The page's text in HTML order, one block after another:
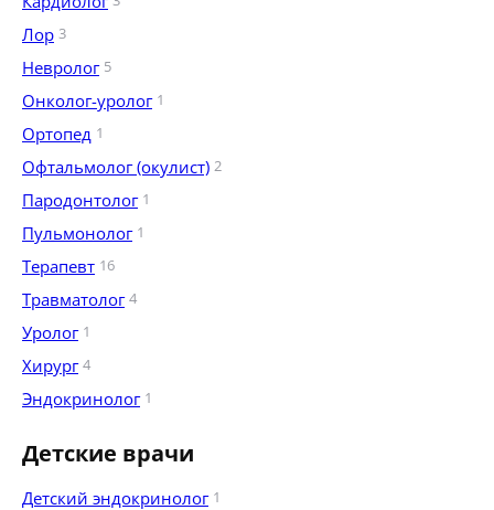
Лор 3
Невролог 5
Онколог-уролог 1
Ортопед 1
Офтальмолог (окулист) 2
Пародонтолог 1
Пульмонолог 1
Терапевт 16
Травматолог 4
Уролог 1
Хирург 4
Эндокринолог 1
Детские врачи
Детский эндокринолог 1